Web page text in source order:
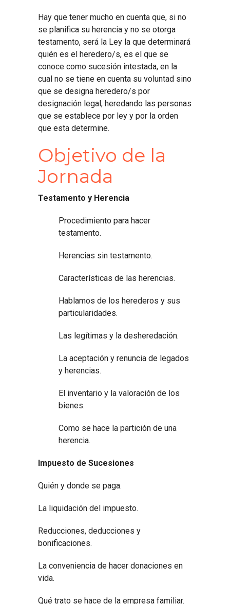
Hay que tener mucho en cuenta que, si no
se planifica su herencia y no se otorga
testamento, será la Ley la que determinará
quién es el heredero/s, es el que se
conoce como sucesión intestada, en la
cual no se tiene en cuenta su voluntad sino
que se designa heredero/s por
designación legal, heredando las personas
que se establece por ley y por la orden
que esta determine.
Objetivo de la
Jornada
Testamento y Herencia
Procedimiento para hacer
testamento.
Herencias sin testamento.
Características de las herencias.
Hablamos de los herederos y sus
particularidades.
Las legítimas y la desheredación.
La aceptación y renuncia de legados
y herencias.
El inventario y la valoración de los
bienes.
Como se hace la partición de una
herencia.
Impuesto de Sucesiones
Quién y donde se paga.
La liquidación del impuesto.
Reducciones, deducciones y
bonificaciones.
La conveniencia de hacer donaciones en
vida.
Qué trato se hace de la empresa familiar.